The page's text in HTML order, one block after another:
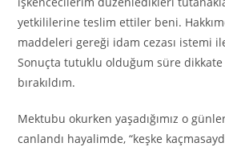
yetkililerine teslim ettiler beni.
maddeleri gereği idam cezası istemi ile
Sonuçta tutuklu olduğum süre dikkate
bırakıldım.
Mektubu okurken yaşadığımız o
canlandı hayalimde, “keşke